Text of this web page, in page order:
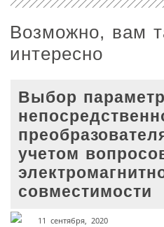
Возможно, вам
интересно
Выбор
учетом
совместимости
11 сентября, 2020